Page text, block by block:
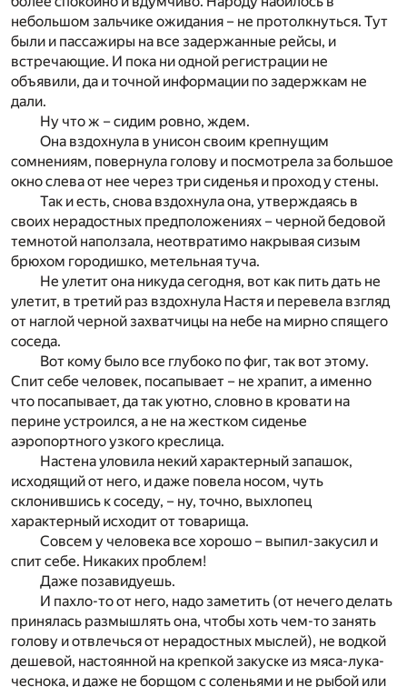
небольшом зальчике ожидания – не протолкнуться. Тут
были и пассажиры на все задержанные рейсы, и
встречающие. И пока ни одной регистрации не
объявили, да и точной информации по задержкам не
дали.
Ну что ж – сидим ровно, ждем.
Она вздохнула в унисон своим крепнущим
сомнениям, повернула голову и посмотрела за большое
окно слева от нее через три сиденья и проход у стены.
Так и есть, снова вздохнула она, утверждаясь в
своих нерадостных предположениях – черной бедовой
темнотой наползала, неотвратимо накрывая сизым
брюхом городишко, метельная туча.
Не улетит она никуда сегодня, вот как пить дать не
улетит, в третий раз вздохнула Настя и перевела взгляд
от наглой черной захватчицы на небе на мирно спящего
соседа.
Вот кому было все глубоко по фиг, так вот этому.
Спит себе человек, посапывает – не храпит, а именно
что посапывает, да так уютно, словно в кровати на
перине устроился, а не на жестком сиденье
аэропортного узкого креслица.
Настена уловила некий характерный запашок,
исходящий от него, и даже повела носом, чуть
склонившись к соседу, – ну, точно, выхлопец
характерный исходит от товарища.
Совсем у человека все хорошо – выпил-закусил и
спит себе. Никаких проблем!
Даже позавидуешь.
И пахло-то от него, надо заметить (от нечего делать
принялась размышлять она, чтобы хоть чем-то занять
голову и отвлечься от нерадостных мыслей), не водкой
дешевой, настоянной на крепкой закуске из мяса-лука-
чеснока, и даже не борщом с соленьями и не рыбой или